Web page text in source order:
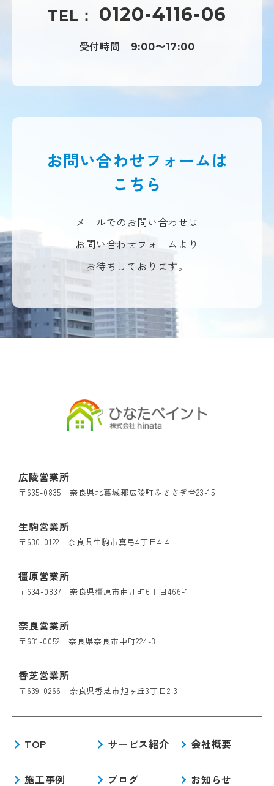
TEL： 0120-4116-06
受付時間 9:00〜17:00
お問い合わせフォームは
こちら
メールでのお問い合わせは
お問い合わせフォームより
お待ちしております。
広陵営業所
〒635-0835 奈良県北葛城郡広陵町みささぎ台23-15
奈良営業所
〒631-0052 奈良県奈良市中町224-3
生駒営業所
〒630-0122 奈良県生駒市真弓4丁目4-4
香芝営業所
〒639-0266 奈良県香芝市旭ヶ丘3丁目2-3
橿原営業所
〒634-0837 奈良県橿原市曲川町6丁目466-1
TOP サービス紹介 会社概要
施工事例 ブログ お知らせ